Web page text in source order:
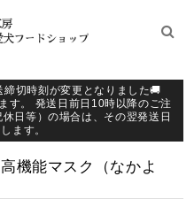
切時刻が変更となりました🚚
す。 発送日前日10時以降のご注
日等）の場合は、その翌発送日
ます。
機能マスク（なかよ